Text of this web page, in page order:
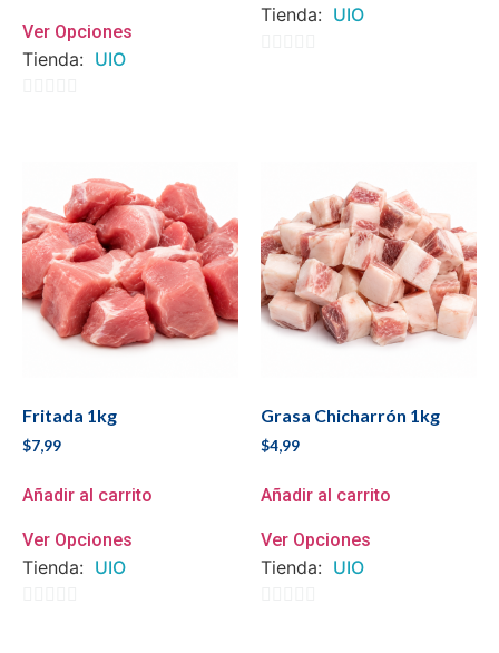
Ver Opciones
Tienda: UIO
Tienda: UIO
Fritada 1kg
$7,99
Añadir al carrito
Ver Opciones
Tienda: UIO
Grasa Chicharrón 1kg
$4,99
Añadir al carrito
Ver Opciones
Tienda: UIO